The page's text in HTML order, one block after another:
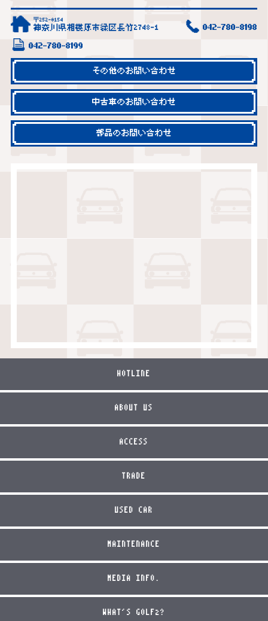
〒252-0154
神奈川県相模原市緑区長竹2748-1 042-780-8198
042-780-8199
その他のお問い合わせ
中古車のお問い合わせ
部品のお問い合わせ
HOTLINE
ABOUT US
ACCESS
TRADE
USED CAR
MAINTENANCE
MEDIA INFO.
WHAT'S GOLF2?